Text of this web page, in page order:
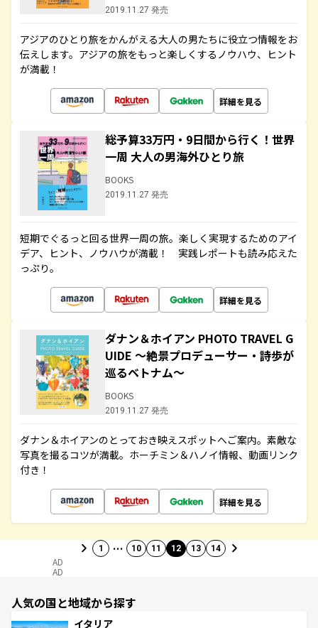
2019.11.27 発売
アジアのひとり旅をかんがえる大人の男たちに役立つ情報をお
伝えします。アジアの旅をもっと楽しくするノウハウ、ヒント
が満載！
詳細を見る
総予算33万円・9日間から行く！世界
一周 大人の男海外ひとり旅
BOOKS
2019.11.27 発売
短期でぐるっと回る世界一周の旅。楽しく実現するためのアイ
デア、ヒント、ノウハウが満載！ 実践レポートも読み応えた
っぷり。
詳細を見る
ダナン＆ホイアン PHOTO TRAVEL G
UIDE ～絶景プロデューサー・詩歩が
巡るベトナム～
BOOKS
2019.11.27 発売
ダナン＆ホイアンのとっておき映えスポットへご案内。素敵な
写真を撮るコツが満載。ホーチミン＆ハノイ情報、動画リンク
付き！
詳細を見る
1 … 10 11 12 13 14
AD
AD
人気の国と地域から探す
イタリア